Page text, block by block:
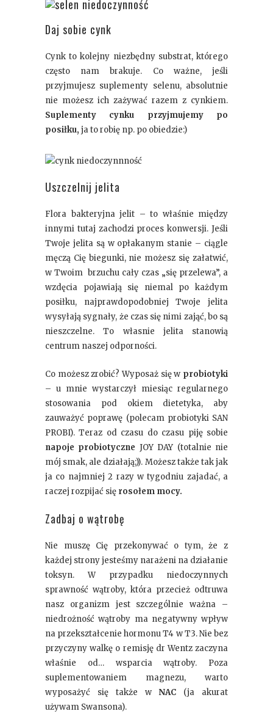
Daj sobie cynk
Cynk to kolejny niezbędny substrat, którego
często nam brakuje. Co ważne, jeśli
przyjmujesz suplementy selenu, absolutnie
nie możesz ich zażywać razem z cynkiem.
Suplementy cynku przyjmujemy po
posiłku, ja to robię np. po obiedzie:)
Uszczelnij jelita
Flora bakteryjna jelit – to właśnie między
innymi tutaj zachodzi proces konwersji. Jeśli
Twoje jelita są w opłakanym stanie – ciągle
męczą Cię biegunki, nie możesz się załatwić,
w Twoim brzuchu cały czas „się przelewa”, a
wzdęcia pojawiają się niemal po każdym
posiłku, najprawdopodobniej Twoje jelita
wysyłają sygnały, że czas się nimi zająć, bo są
nieszczelne. To własnie jelita stanowią
centrum naszej odporności.
Co możesz zrobić? Wyposaż się w probiotyki
– u mnie wystarczył miesiąc regularnego
stosowania pod okiem dietetyka, aby
zauważyć poprawę (polecam probiotyki SAN
PROBI). Teraz od czasu do czasu piję sobie
napoje probiotyczne JOY DAY (totalnie nie
mój smak, ale działają;)). Możesz także tak jak
ja co najmniej 2 razy w tygodniu zajadać, a
raczej rozpijać się rosołem mocy.
Zadbaj o wątrobę
Nie muszę Cię przekonywać o tym, że z
każdej strony jesteśmy narażeni na działanie
toksyn. W przypadku niedoczynnych
sprawność wątroby, która przecież odtruwa
nasz organizm jest szczególnie ważna –
niedrożność wątroby ma negatywny wpływ
na przekształcenie hormonu T4 w T3. Nie bez
przyczyny walkę o remisję dr Wentz zaczyna
właśnie od… wsparcia wątroby. Poza
suplementowaniem magnezu, warto
wyposażyć się także wNAC (ja akurat
używam Swansona).